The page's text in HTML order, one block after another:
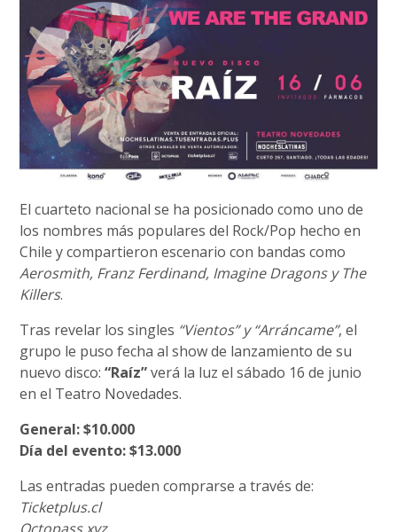
El cuarteto nacional se ha posicionado como uno de
los nombres más populares del Rock/Pop hecho en
Chile y compartieron escenario con bandas como
Aerosmith, Franz Ferdinand, Imagine Dragons y The
Killers.
Tras revelar los singles “Vientos” y “Arráncame”, el
grupo le puso fecha al show de lanzamiento de su
nuevo disco:“Raíz”verá la luz el sábado 16 de junio
en el Teatro Novedades.
General: $10.000
Día del evento: $13.000
Las entradas pueden comprarse a través de:
Ticketplus.cl